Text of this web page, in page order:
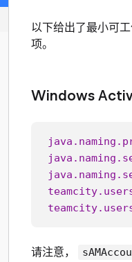
以下给出了最小可
项。
Windows
请注意，